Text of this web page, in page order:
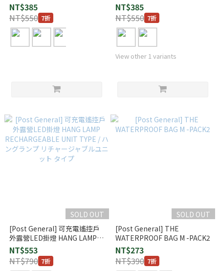
NT$385
NT$550 7折
NT$385
NT$550 7折
View other 1 variants
SOLD OUT
[Post General] 可充電遙控戶
外露營LED掛燈 HANG LAMP
RECHARGEABLE UNIT TYPE
/ ハングランプ リチャージャブ
ルユニット タイプ
NT$553
NT$790 7折
SOLD OUT
[Post General] THE
WATERPROOF BAG M -PACK2
NT$273
NT$390 7折